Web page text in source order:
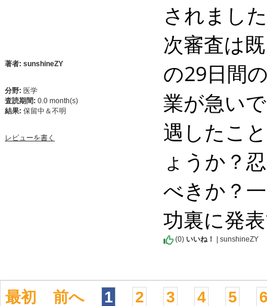
著者: sunshineZY
分野: 医学
査読期間: 0.0 month(s)
結果: 保留中＆不明
レビューを書く
されまし
次審査は
の29日間
業が急い
遇したこ
ょうか？
べきか？
功裏に発
(0) いいね！ | sunshineZY
最初 前へ 1 2 3 4 5 6